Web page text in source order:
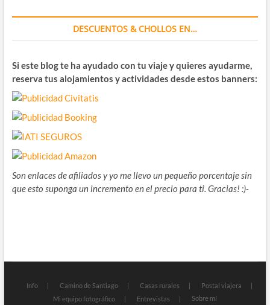
DESCUENTOS & CHOLLOS EN…
Si este blog te ha ayudado con tu viaje y quieres ayudarme,
reserva tus alojamientos y actividades desde estos banners:
Son enlaces de afiliados y yo me llevo un pequeño porcentaje sin
que esto suponga un incremento en el precio para ti. Gracias! :)-
Info Camino de Santiago Casas rurales
Postal viajera
Mi equipo fotográfico
Entrevistas Sobre mí